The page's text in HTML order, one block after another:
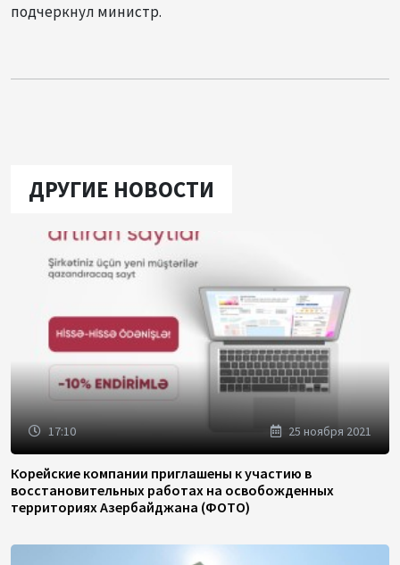
подчеркнул министр.
ДРУГИЕ НОВОСТИ
17:10 25 ноября 2021
Корейские компании приглашены к участию в
восстановительных работах на освобожденных
территориях Азербайджана (ФОТО)